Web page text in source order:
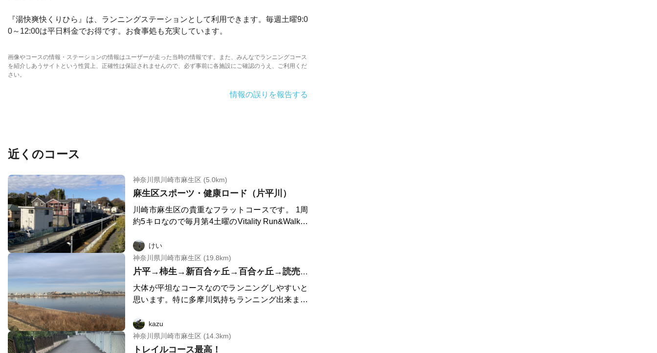
『湯快爽快くりひら』は、ランニングステーションとして利用できます。毎週土曜9:0
0～12:00は平日料金でお得です。お食事処も充実しています。
画像やコースの情報・ステーションの情報はユーザーが走った当時の情報です。また、みんなでランニングコース
を紹介しあうサイトという性質上、正確性は保証されませんので、必ず事前に各施設にご確認のうえ、ご利用くだ
さい。
情報の誤りを報告する
近くのコース
神奈川県川崎市麻生区 (5.0km)
麻生区スポーツ・健康ロード（片平川）
川崎市麻生区の貴重なフラットコースです。 1周
約5キロなので毎月第4土曜のVitality Run&Walk C
ンの後は湯快爽快くりひら、ぱんやのともぱん、
オリーブの丘などあります。 ※コースが一部工事
中です。（2021/12） 【拠点の周辺情報】 ・ぱん
日 第１第３第５木曜日 https://panyanotomopan.c
om/ → 国産小麦と天然酵母のパン。コーヒーのサ
丘 川崎片平店 月～金 10:00～24:00 土日祝 7:00～
24:00 https://maps.olivenooka.jp/jp/detail/5231.htm
l →イタリアンのファミレス。土日祝は朝から開
けい
神奈川県川崎市麻生区 (19.8km)
片平→柿生→新百合ヶ丘→百合ヶ丘→読売ランド→多摩川矢野口→若葉台→黒川→片平
大体が平坦なコースなのでランニングしやすいと
思います。特に多摩川気持ちランニング出来ます
kazu
神奈川県川崎市麻生区 (14.3km)
トレイルコース最高！